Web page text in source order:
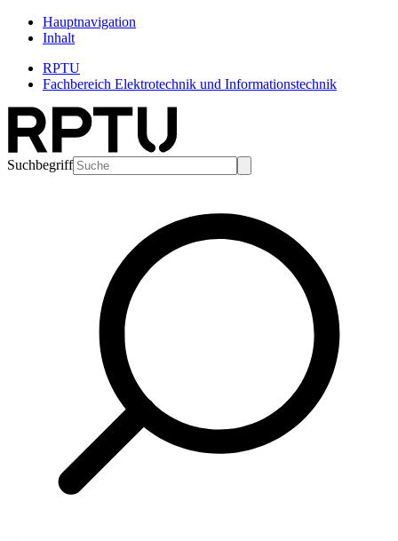
Hauptnavigation
Inhalt
RPTU
Fachbereich Elektrotechnik und Informationstechnik
Suchbegriff